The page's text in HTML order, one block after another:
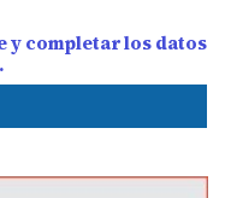
y completar los datos